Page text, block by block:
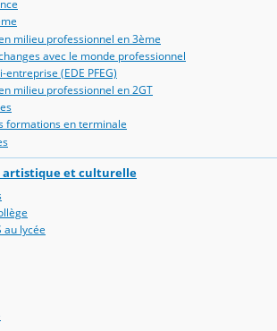
milieu professionnel en 3ème
avec le monde professionnel
(EDE PFEG)
milieu professionnel en 2GT
formations en terminale
artistique et culturelle
au lycée